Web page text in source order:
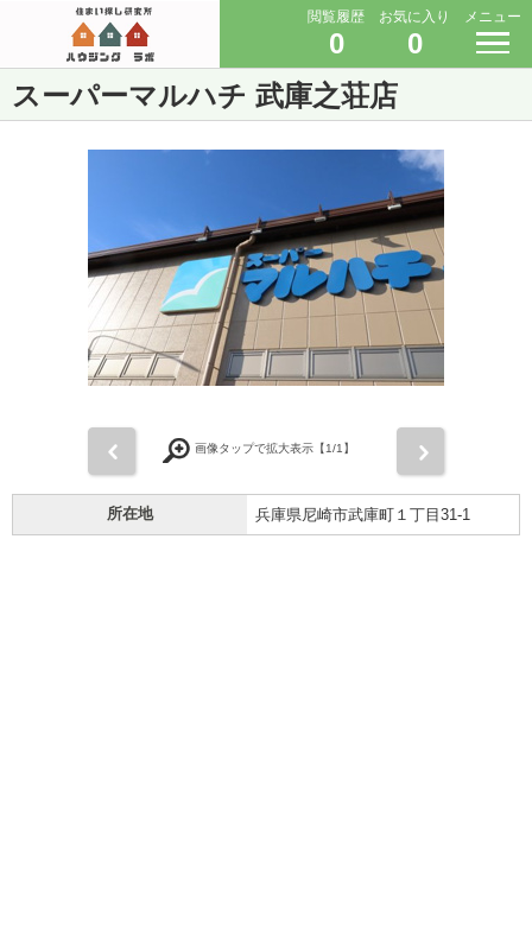
閲覧履歴
0
お気に入り
0
メニュー
スーパーマルハチ 武庫之荘店
画像タップで拡大表示【1/1】
所在地 兵庫県尼崎市武庫町１丁目31-1